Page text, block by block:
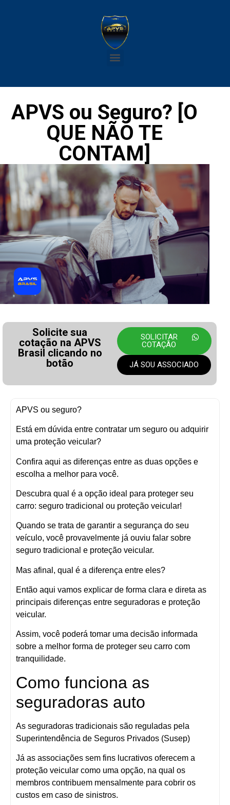
APVS ou Seguro? [O
QUE NÃO TE
CONTAM]
Solicite sua
cotação na APVS
Brasil clicando no
botão
SOLICITAR
COTAÇÃO
JÁ SOU ASSOCIADO
APVS ou seguro?
Está em dúvida entre contratar um seguro ou adquirir
uma proteção veicular?
Confira aqui as diferenças entre as duas opções e
escolha a melhor para você.
Descubra qual é a opção ideal para proteger seu
carro: seguro tradicional ou proteção veicular!
Quando se trata de garantir a segurança do seu
veículo, você provavelmente já ouviu falar sobre
seguro tradicional e proteção veicular.
Mas afinal, qual é a diferença entre eles?
Então aqui vamos explicar de forma clara e direta as
principais diferenças entre seguradoras e proteção
veicular.
Assim, você poderá tomar uma decisão informada
sobre a melhor forma de proteger seu carro com
tranquilidade.
Como funciona as
seguradoras auto
As seguradoras tradicionais são reguladas pela
Superintendência de Seguros Privados (Susep)
Já as associações sem fins lucrativos oferecem a
proteção veicular como uma opção, na qual os
membros contribuem mensalmente para cobrir os
custos em caso de sinistros.